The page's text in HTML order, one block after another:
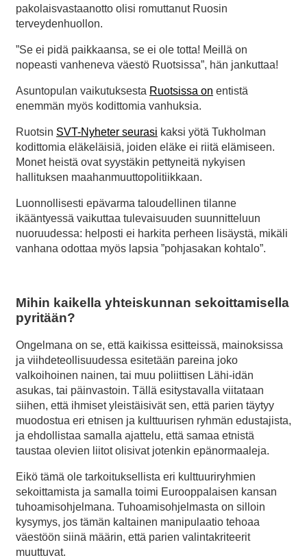
pakolaisvastaanotto olisi romuttanut Ruosin
terveydenhuollon.
”Se ei pidä paikkaansa, se ei ole totta! Meillä on
nopeasti vanheneva väestö Ruotsissa”, hän jankuttaa!
Asuntopulan vaikutuksesta Ruotsissa on entistä
enemmän myös kodittomia vanhuksia.
Ruotsin SVT-Nyheter seurasi kaksi yötä Tukholman
kodittomia eläkeläisiä, joiden eläke ei riitä elämiseen.
Monet heistä ovat syystäkin pettyneitä nykyisen
hallituksen maahanmuuttopolitiikkaan.
Luonnollisesti epävarma taloudellinen tilanne
ikääntyessä vaikuttaa tulevaisuuden suunnitteluun
nuoruudessa: helposti ei harkita perheen lisäystä, mikäli
vanhana odottaa myös lapsia ”pohjasakan kohtalo”.
Mihin kaikella yhteiskunnan sekoittamisella
pyritään?
Ongelmana on se, että kaikissa esitteissä, mainoksissa
ja viihdeteollisuudessa esitetään pareina joko
valkoihoinen nainen, tai muu poliittisen Lähi-idän
asukas, tai päinvastoin. Tällä esitystavalla viitataan
siihen, että ihmiset yleistäisivät sen, että parien täytyy
muodostua eri etnisen ja kulttuurisen ryhmän edustajista,
ja ehdollistaa samalla ajattelu, että samaa etnistä
taustaa olevien liitot olisivat jotenkin epänormaaleja.
Eikö tämä ole tarkoituksellista eri kulttuuriryhmien
sekoittamista ja samalla toimi Eurooppalaisen kansan
tuhoamisohjelmana. Tuhoamisohjelmasta on silloin
kysymys, jos tämän kaltainen manipulaatio tehoaa
väestöön siinä määrin, että parien valintakriteerit
muuttuvat.